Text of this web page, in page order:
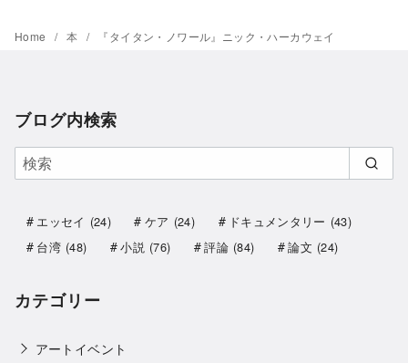
Home 本 『タイタン・ノワール』ニック・ハーカウェイ
ブログ内検索
エッセイ (24) ケア (24) ドキュメンタリー (43)
台湾 (48) 小説 (76) 評論 (84) 論文 (24)
カテゴリー
アートイベント